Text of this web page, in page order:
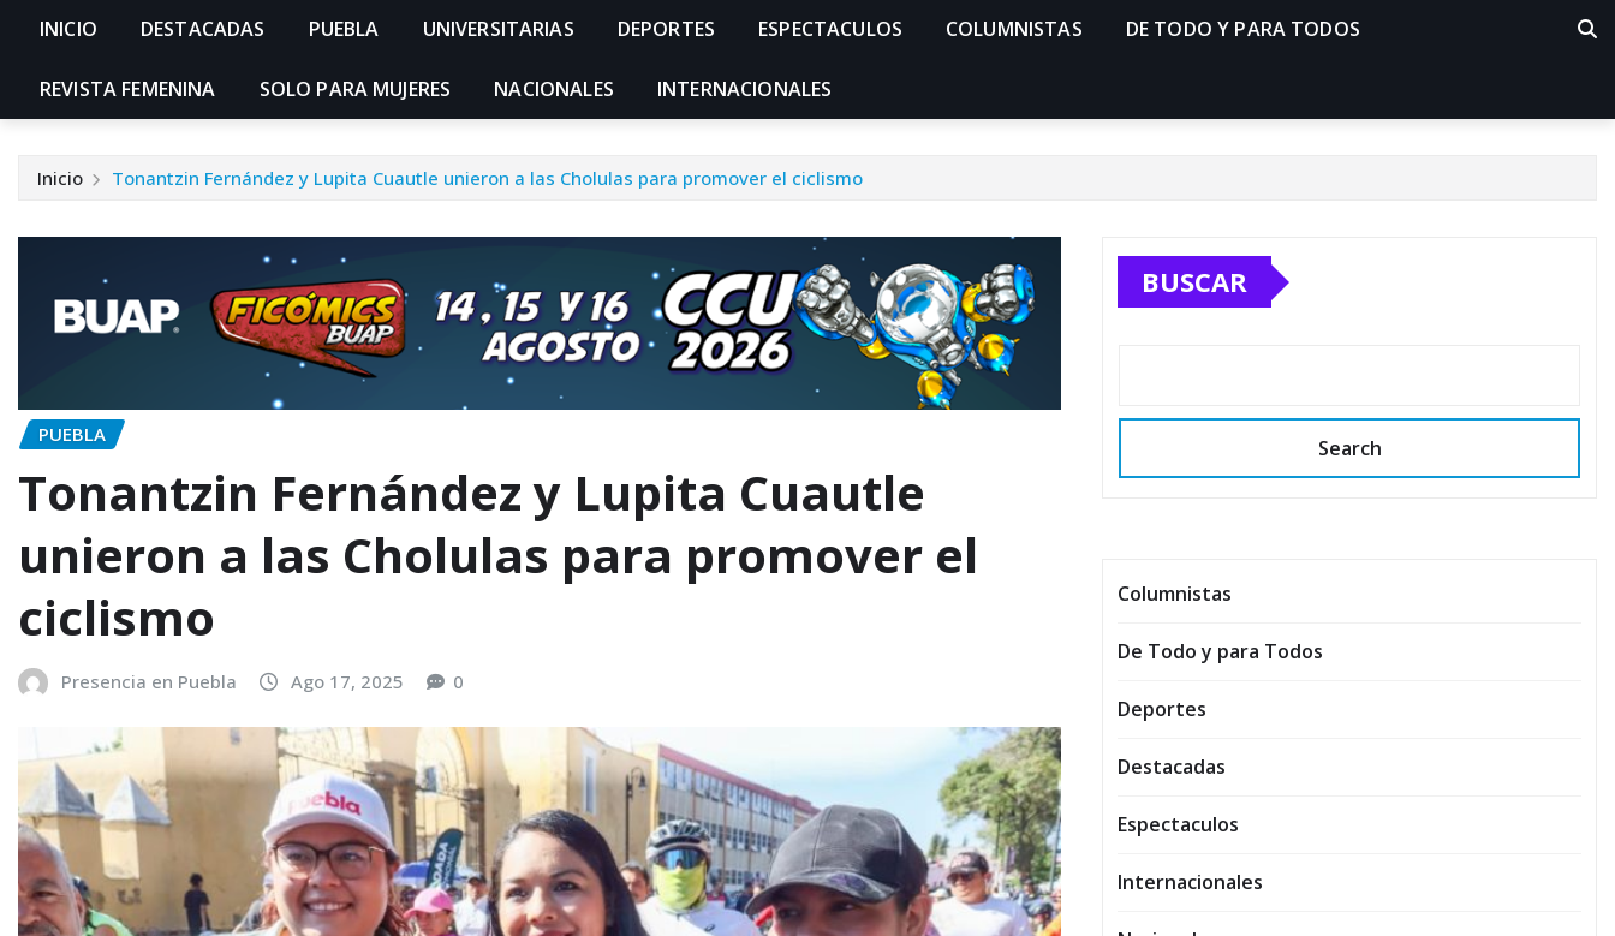
INICIO DESTACADAS PUEBLA UNIVERSITARIAS DEPORTES ESPECTACULOS COLUMNISTAS DE TODO Y PARA TODOS
REVISTA FEMENINA SOLO PARA MUJERES NACIONALES INTERNACIONALES
Inicio Tonantzin Fernández y Lupita Cuautle unieron a las Cholulas para promover el ciclismo
PUEBLA
Tonantzin Fernández y Lupita Cuautle
unieron a las Cholulas para promover el
ciclismo
Presencia en Puebla Ago 17, 2025 0
BUSCAR
Search
Columnistas
De Todo y para Todos
Deportes
Destacadas
Espectaculos
Internacionales